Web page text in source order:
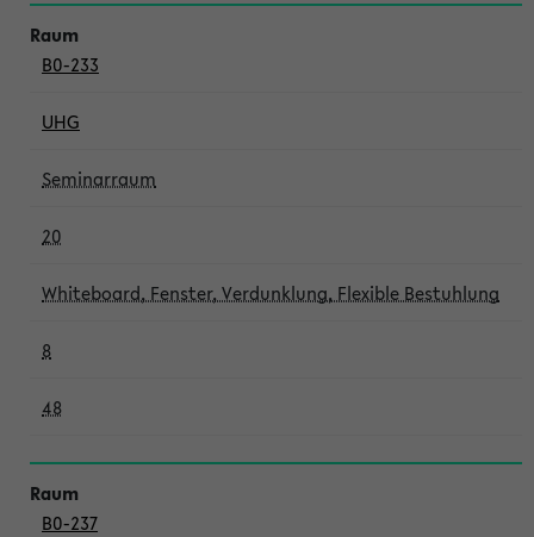
B0-233
UHG
Seminarraum
20
Whiteboard, Fenster, Verdunklung, Flexible Bestuhlung
8
48
B0-237